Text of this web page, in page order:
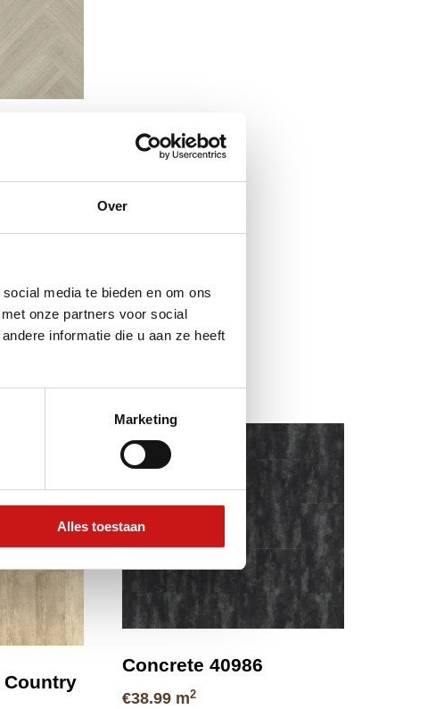
Over
media te bieden en om ons
onze partners voor social
informatie die u aan ze heeft
Marketing
Alles toestaan
Country
Concrete 40986
€38.99m2